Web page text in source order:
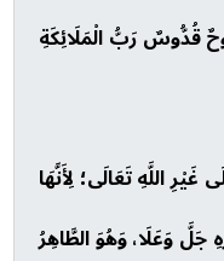
قُدُّوسٌ رَبُّ الْمَلَائِكَةِ
اللَّهِ تَعَالَى؛ لِأَنَّهَا
جَلَّ وَعَلَا، وَهُوَ الطَّاهِرُ